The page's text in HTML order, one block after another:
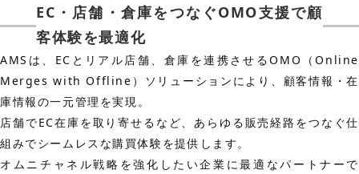
EC・店舗・倉庫をつなぐOMO支援で顧
客体験を最適化
AMSは、ECとリアル店舗、倉庫を連携させるOMO（Online
Merges with Offline）ソリューションにより、顧客情報・在
庫情報の一元管理を実現。
店舗でEC在庫を取り寄せるなど、あらゆる販売経路をつなぐ仕
組みでシームレスな購買体験を提供します。
オムニチャネル戦略を強化したい企業に最適なパートナーで